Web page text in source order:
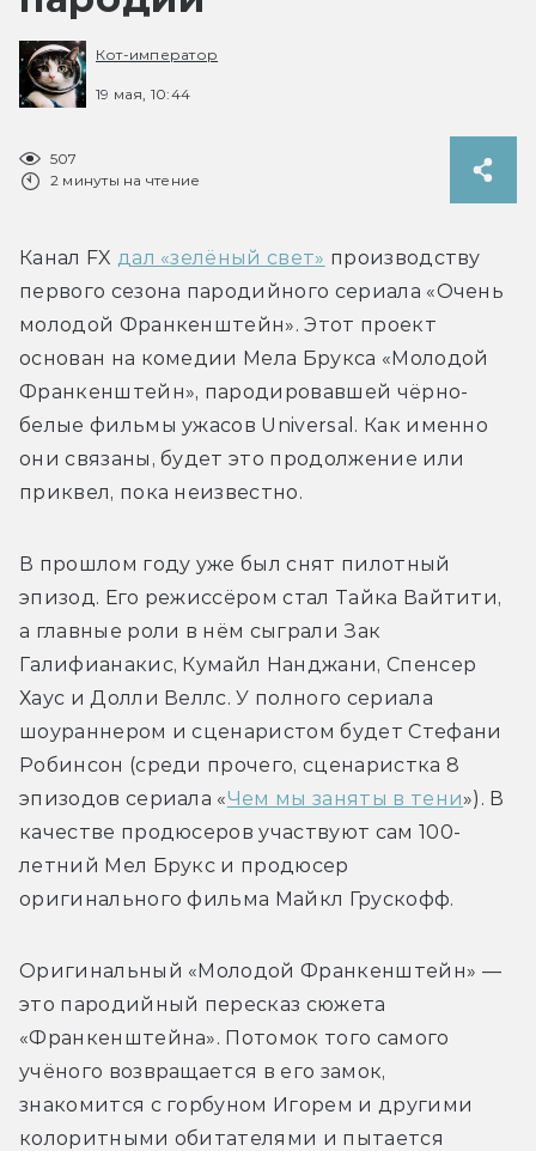
Кот-император
19 мая, 10:44
507
2 минуты на чтение
Канал FX дал «зелёный свет» производству
первого сезона пародийного сериала «Очень
молодой Франкенштейн». Этот проект
основан на комедии Мела Брукса «Молодой
Франкенштейн», пародировавшей чёрно-
белые фильмы ужасов Universal. Как именно
они связаны, будет это продолжение или
В прошлом году уже был снят пилотный
эпизод. Его режиссёром стал Тайка Вайтити,
а главные роли в нём сыграли Зак
Галифианакис, Кумайл Нанджани, Спенсер
Хаус и Долли Веллс. У полного сериала
шоураннером и сценаристом будет Стефани
Робинсон (среди прочего, сценаристка 8
эпизодов сериала «Чем мы заняты в тени»). В
качестве продюсеров участвуют сам 100-
летний Мел Брукс и продюсер
оригинального фильма Майкл Грускофф.
Оригинальный «Молодой Франкенштейн» —
это пародийный пересказ сюжета
«Франкенштейна». Потомок того самого
учёного возвращается в его замок,
знакомится с горбуном Игорем и другими
колоритными обитателями и пытается